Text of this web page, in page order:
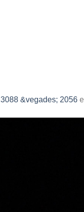
3088 &vegades; 2056